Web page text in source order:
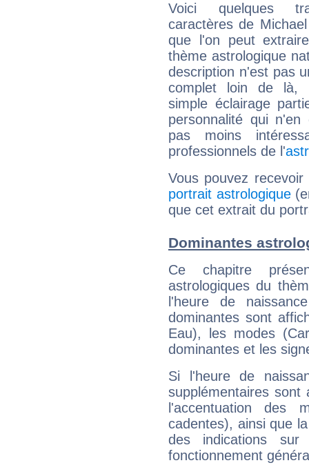
Voici quelques
caractères de
que l'on peut
thème astrologique
description n'est pas
complet loin de là,
simple éclairage
personnalité qui n'en
pas moins
professionnels de l'
Vous pouvez
portrait astrologique
que cet extrait du
Dominantes
Ce chapitre
astrologiques du
l'heure de
dominantes sont
Eau), les modes
dominantes et les
Si l'heure de
supplémentaires sont
l'accentuation des
cadentes), ainsi que
des indications sur
fonctionnement